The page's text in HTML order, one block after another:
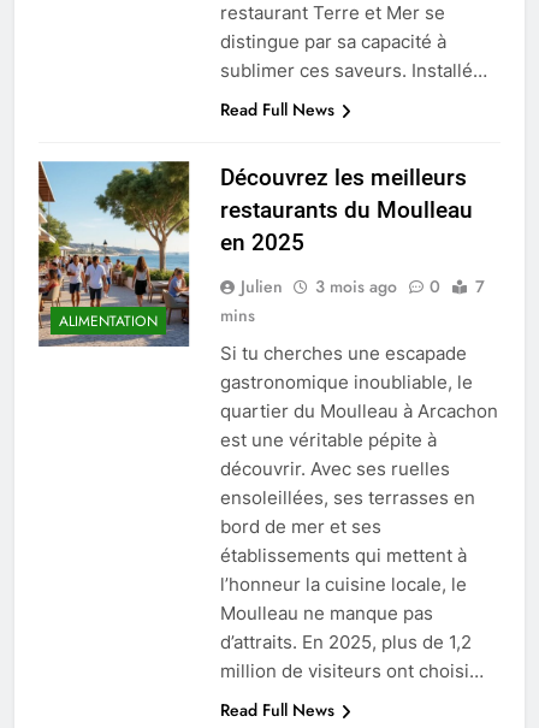
restaurant Terre et Mer se
distingue par sa capacité à
sublimer ces saveurs. Installé…
Read Full News
ALIMENTATION
Découvrez les meilleurs
restaurants du Moulleau
en 2025
Julien 3 mois ago 0
7
mins
Si tu cherches une escapade
gastronomique inoubliable, le
quartier du Moulleau à Arcachon
est une véritable pépite à
découvrir. Avec ses ruelles
ensoleillées, ses terrasses en
bord de mer et ses
établissements qui mettent à
l’honneur la cuisine locale, le
Moulleau ne manque pas
d’attraits. En 2025, plus de 1,2
million de visiteurs ont choisi…
Read Full News